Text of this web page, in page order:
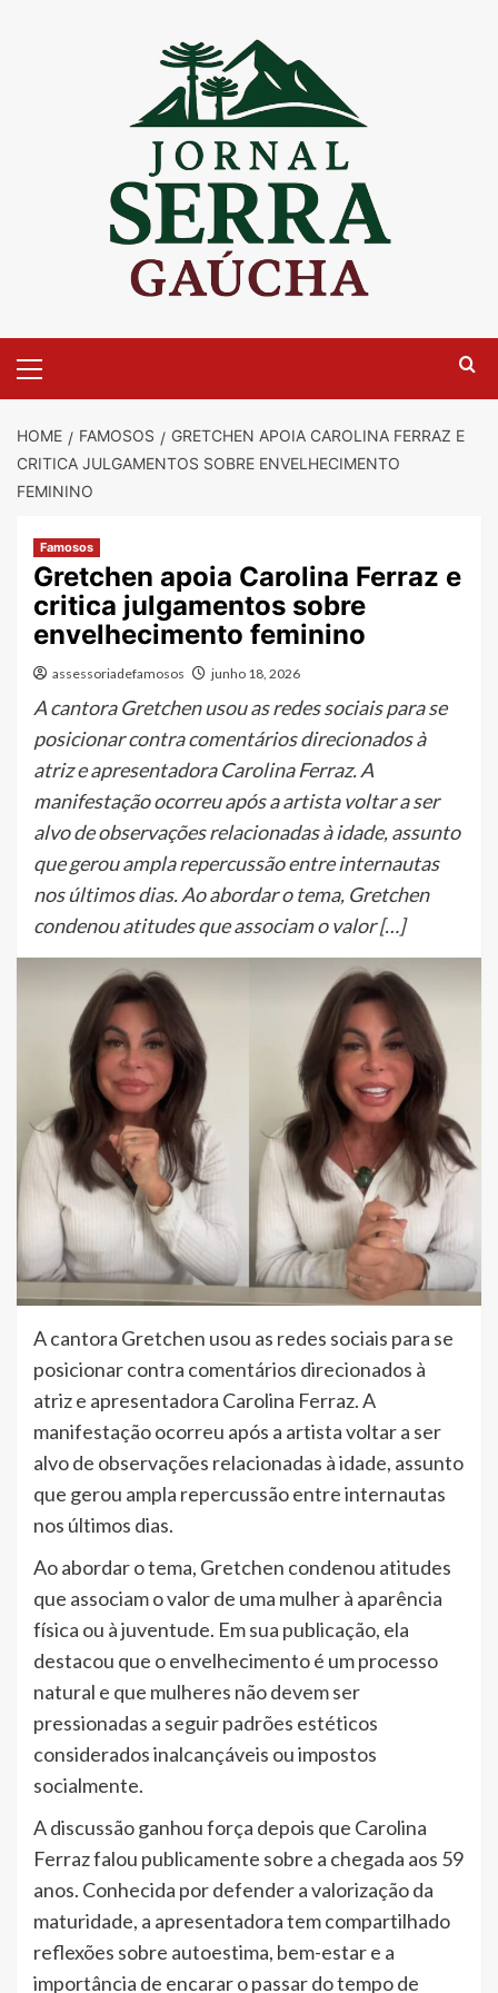
Menu
HOME FAMOSOS
GRETCHEN APOIA CAROLINA FERRAZ E
CRITICA JULGAMENTOS SOBRE ENVELHECIMENTO
FEMININO
Famosos
Gretchen apoia Carolina Ferraz e
critica julgamentos sobre
envelhecimento feminino
assessoriadefamosos junho 18, 2026
A cantora Gretchen usou as redes sociais para se
posicionar contra comentários direcionados à
atriz e apresentadora Carolina Ferraz. A
manifestação ocorreu após a artista voltar a ser
alvo de observações relacionadas à idade, assunto
que gerou ampla repercussão entre internautas
nos últimos dias. Ao abordar o tema, Gretchen
condenou atitudes que associam o valor […]
A cantora Gretchen usou as redes sociais para se
posicionar contra comentários direcionados à
atriz e apresentadora Carolina Ferraz. A
manifestação ocorreu após a artista voltar a ser
alvo de observações relacionadas à idade, assunto
que gerou ampla repercussão entre internautas
nos últimos dias.
Ao abordar o tema, Gretchen condenou atitudes
que associam o valor de uma mulher à aparência
física ou à juventude. Em sua publicação, ela
destacou que o envelhecimento é um processo
natural e que mulheres não devem ser
pressionadas a seguir padrões estéticos
considerados inalcançáveis ou impostos
socialmente.
A discussão ganhou força depois que Carolina
Ferraz falou publicamente sobre a chegada aos 59
anos. Conhecida por defender a valorização da
maturidade, a apresentadora tem compartilhado
reflexões sobre autoestima, bem-estar e a
importância de encarar o passar do tempo de